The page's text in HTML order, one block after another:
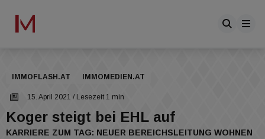
IMMOFLASH.AT IMMOMEDIEN.AT
15. April 2021 / Lesezeit 1 min
Koger steigt bei EHL auf
KARRIERE ZUM TAG: NEUER BEREICHSLEITUNG WOHNEN